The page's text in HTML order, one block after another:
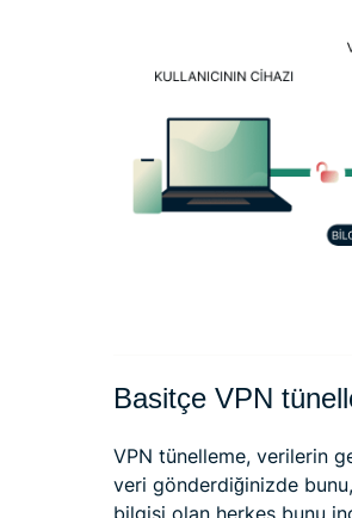
Basitçe VPN
VPN tünelleme, verilerin
veri gönderdiğinizde
bilgisi olan herkes bunu